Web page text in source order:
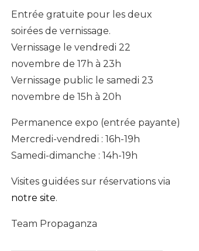
Entrée gratuite pour les deux
soirées de vernissage.
Vernissage le vendredi 22
novembre de 17h à 23h
Vernissage public le samedi 23
novembre de 15h à 20h
Permanence expo (entrée payante)
Mercredi-vendredi : 16h-19h
Samedi-dimanche : 14h-19h
Visites guidées sur réservations via
notre site.
Team Propaganza